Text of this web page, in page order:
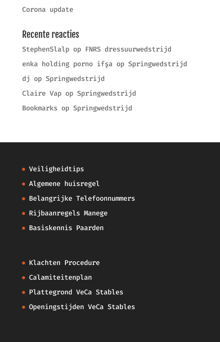
Corona update
Recente reacties
StephenSlalpop FNRS dressuurwedstrijd
enka holding porno ifşaop Springwedstrijd
dj op Springwedstrijd
Claire Vapop Springwedstrijd
Bookmarks op Springwedstrijd
Veiligheidtips
Algemene huisregel
Belangrijke Telefoonnummers
Rijbaanregels Manege
Basiskennis Paarden
Klachten Procedure
Calamiteitenplan
Plattegrond VeCa Stables
Openingstijden VeCa Stables